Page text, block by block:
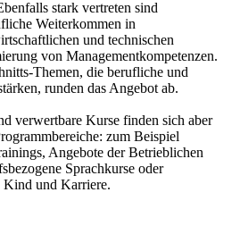
stark vertreten sind
Weiterkommen in
und technischen
von Managementkompetenzen.
Themen, die berufliche und
runden das Angebot ab.
verwertbare Kurse finden sich aber
zum Beispiel
Angebote der Betrieblichen
Sprachkurse oder
Kind und Karriere.